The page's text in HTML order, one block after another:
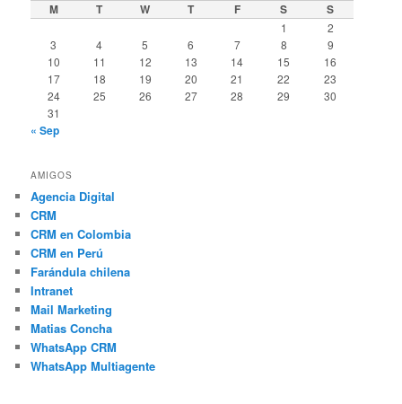
M T W T F S S
1
2
3
4 5 6 7 8
9
10
11 12 13 14 15
16
17
18 19 20 21 22
23
24
25 26 27 28 29
30
31
« Sep
AMIGOS
Agencia Digital
CRM
CRM en Colombia
CRM en Perú
Farándula chilena
Intranet
Mail Marketing
Matias Concha
WhatsApp CRM
WhatsApp Multiagente